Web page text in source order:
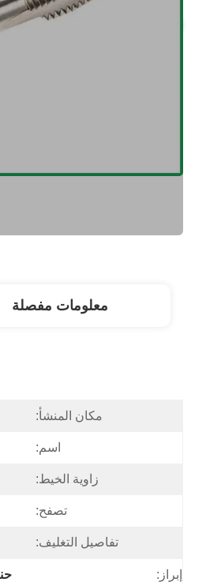
معلومات مفصلة
مكان المنشأ:
اسم:
زاوية الخيط:
تصفح:
تفاصيل التغليف:
إبراز: